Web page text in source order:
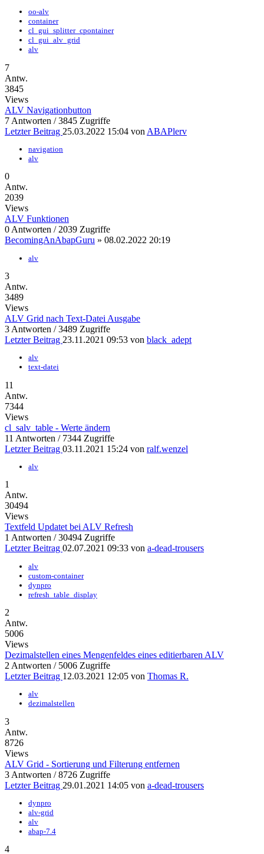
oo-alv
container
cl_gui_splitter_cpontainer
cl_gui_alv_grid
alv
7
Antw.
3845
Views
ALV Navigationbutton
7 Antworten / 3845 Zugriffe
Letzter Beitrag 25.03.2022 15:04 von ABAPlerv
navigation
alv
0
Antw.
2039
Views
ALV Funktionen
0 Antworten / 2039 Zugriffe
BecomingAnAbapGuru » 08.02.2022 20:19
alv
3
Antw.
3489
Views
ALV Grid nach Text-Datei Ausgabe
3 Antworten / 3489 Zugriffe
Letzter Beitrag 23.11.2021 09:53 von black_adept
alv
text-datei
11
Antw.
7344
Views
cl_salv_table - Werte ändern
11 Antworten / 7344 Zugriffe
Letzter Beitrag 03.11.2021 15:24 von ralf.wenzel
alv
1
Antw.
30494
Views
Textfeld Updatet bei ALV Refresh
1 Antworten / 30494 Zugriffe
Letzter Beitrag 02.07.2021 09:33 von a-dead-trousers
alv
custom-container
dynpro
refresh_table_display
2
Antw.
5006
Views
Dezimalstellen eines Mengenfeldes eines editierbaren ALV
2 Antworten / 5006 Zugriffe
Letzter Beitrag 12.03.2021 12:05 von Thomas R.
alv
dezimalstellen
3
Antw.
8726
Views
ALV Grid - Sortierung und Filterung entfernen
3 Antworten / 8726 Zugriffe
Letzter Beitrag 29.01.2021 14:05 von a-dead-trousers
dynpro
alv-grid
alv
abap-7.4
4